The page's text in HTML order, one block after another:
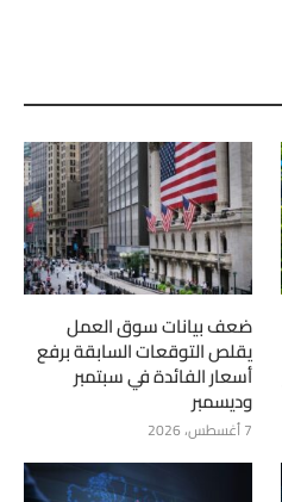
ضعف بيانات سوق العمل
يقلص التوقعات السابقة برفع
أسعار الفائدة في سبتمبر
وديسمبر
7 أغسطس، 2026